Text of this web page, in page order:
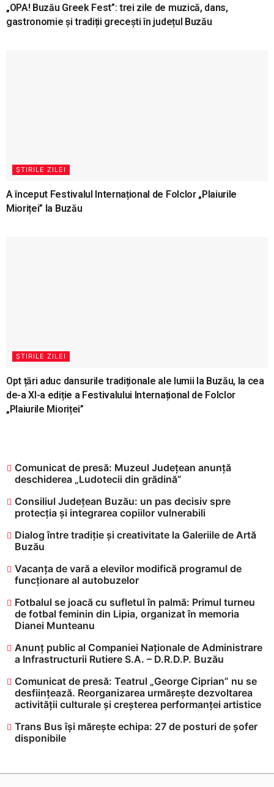
„OPA! Buzău Greek Fest”: trei zile de muzică, dans,
gastronomie și tradiții grecești în județul Buzău
ȘTIRILE ZILEI
A început Festivalul Internațional de Folclor „Plaiurile
Mioriței” la Buzău
ȘTIRILE ZILEI
Opt țări aduc dansurile tradiționale ale lumii la Buzău, la cea
de-a XI-a ediție a Festivalului Internațional de Folclor
„Plaiurile Mioriței”
Comunicat de presă: Muzeul Județean anunță
deschiderea „Ludotecii din grădină”
Consiliul Județean Buzău: un pas decisiv spre
protecția și integrarea copiilor vulnerabili
Dialog între tradiție și creativitate la Galeriile de Artă
Buzău
Vacanța de vară a elevilor modifică programul de
funcționare al autobuzelor
​Fotbalul se joacă cu sufletul în palmă: Primul turneu
de fotbal feminin din Lipia, organizat în memoria
Dianei Munteanu
Anunț public al Companiei Naționale de Administrare
a Infrastructurii Rutiere S.A. – D.R.D.P. Buzău
Comunicat de presă: Teatrul „George Ciprian” nu se
desființează. Reorganizarea urmărește dezvoltarea
activității culturale și creșterea performanței artistice
Trans Bus își mărește echipa: 27 de posturi de șofer
disponibile